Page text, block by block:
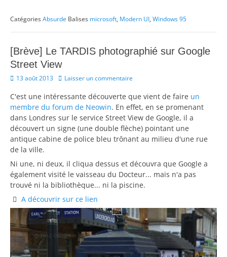
CatégoriesAbsurde Balises microsoft, Modern UI, Windows 95
[Brève] Le TARDIS photographié sur Google
Street View
Posted
13 août 2013 Laisser un commentaire
C'est une intéressante découverte que vient de faire un
membre du forum de Neowin. En effet, en se promenant
dans Londres sur le service Street View de Google, il a
découvert un signe (une double flèche) pointant une
antique cabine de police bleu trônant au milieu d'une rue
de la ville.
Ni une, ni deux, il cliqua dessus et découvra que Google a
également visité le vaisseau du Docteur... mais n'a pas
trouvé ni la bibliothèque... ni la piscine.
A découvrir sur ce lien